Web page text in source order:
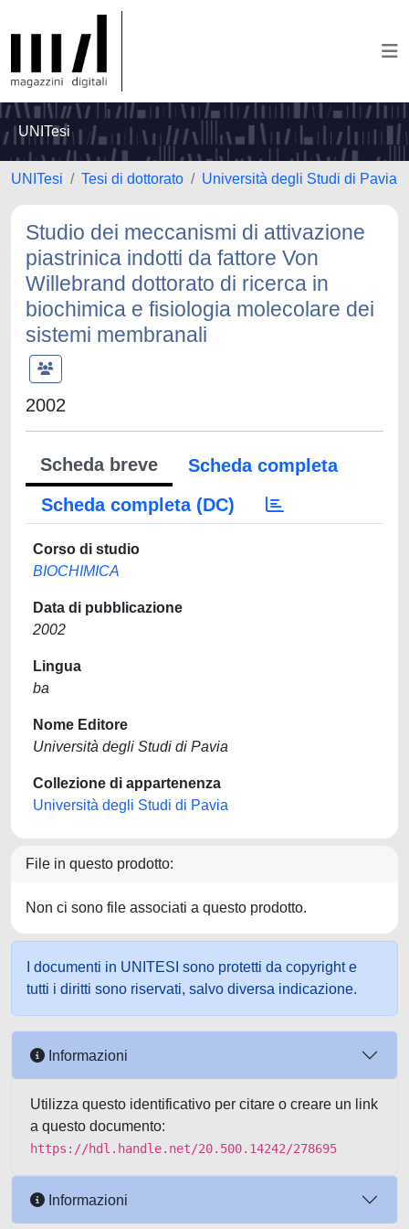
UNITesi
UNITesi Tesi di dottorato Università degli Studi di Pavia
Studio dei meccanismi di attivazione
piastrinica indotti da fattore Von
Willebrand dottorato di ricerca in
biochimica e fisiologia molecolare dei
sistemi membranali
2002
Scheda breve
Scheda completa
Scheda completa (DC)
Corso di studio
BIOCHIMICA
Data di pubblicazione
2002
Lingua
ba
Nome Editore
Università degli Studi di Pavia
Collezione di appartenenza
Università degli Studi di Pavia
File in questo prodotto:
Non ci sono file associati a questo prodotto.
I documenti in UNITESI sono protetti da copyright e
tutti i diritti sono riservati, salvo diversa indicazione.
Informazioni
Utilizza questo identificativo per citare o creare un link
a questo documento:
https://hdl.handle.net/20.500.14242/278695
Informazioni